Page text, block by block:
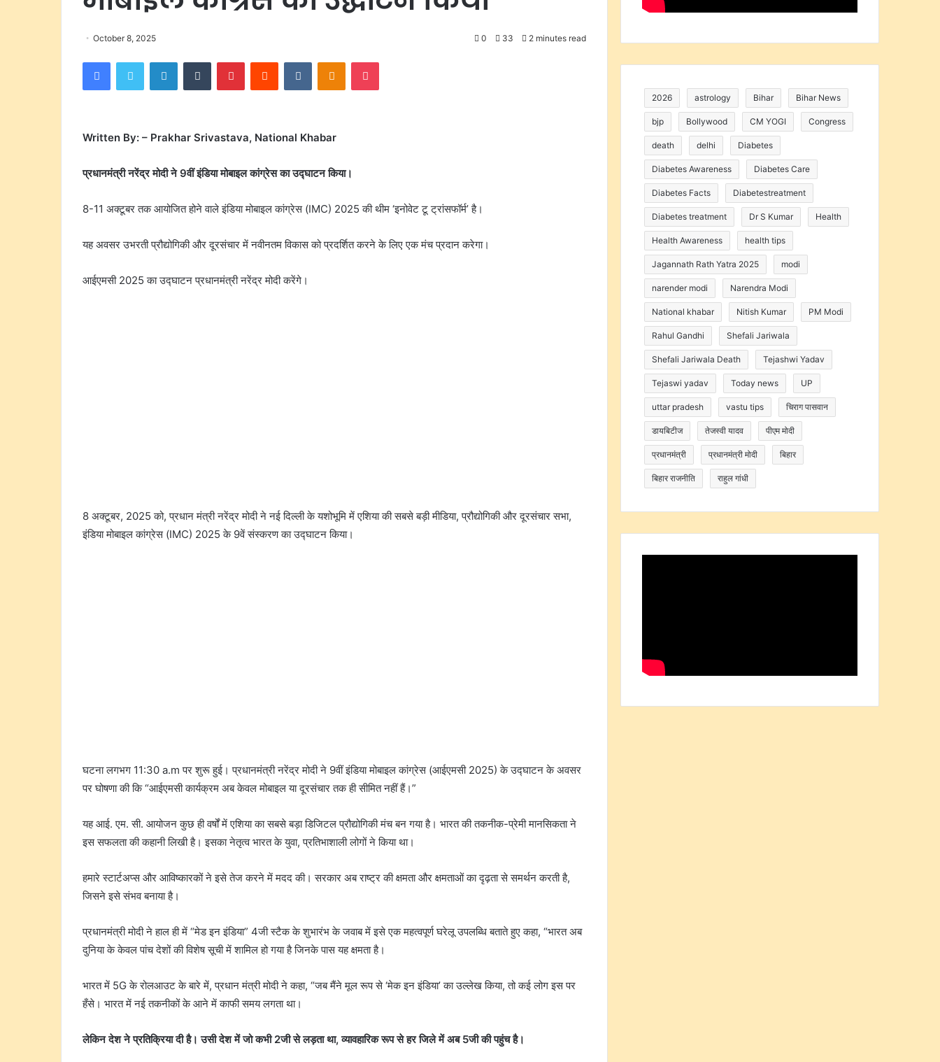
October 8, 2025 0 33 2 minutes read
FacebookTwitter LinkedInTumblr PinterestReddit VKontakteOdnoklassniki
Pocket
Written By: – Prakhar Srivastava, National Khabar
प्रधानमंत्री नरेंद्र मोदी ने 9वीं इंडिया मोबाइल कांग्रेस का उद्घाटन किया।
8-11 अक्टूबर तक आयोजित होने वाले इंडिया मोबाइल कांग्रेस (IMC) 2025 की थीम ‘इनोवेट टू ट्रांसफॉर्म’ है।
यह अवसर उभरती प्रौद्योगिकी और दूरसंचार में नवीनतम विकास को प्रदर्शित करने के लिए एक मंच प्रदान करेगा।
आईएमसी 2025 का उद्घाटन प्रधानमंत्री नरेंद्र मोदी करेंगे।
8 अक्टूबर, 2025 को, प्रधान मंत्री नरेंद्र मोदी ने नई दिल्ली के यशोभूमि में एशिया की सबसे बड़ी मीडिया, प्रौद्योगिकी और दूरसंचार सभा,
इंडिया मोबाइल कांग्रेस (IMC) 2025 के 9वें संस्करण का उद्घाटन किया।
घटना लगभग 11:30 a.m पर शुरू हुई। प्रधानमंत्री नरेंद्र मोदी ने 9वीं इंडिया मोबाइल कांग्रेस (आईएमसी 2025) के उद्घाटन के अवसर
पर घोषणा की कि “आईएमसी कार्यक्रम अब केवल मोबाइल या दूरसंचार तक ही सीमित नहीं हैं।”
यह आई. एम. सी. आयोजन कुछ ही वर्षों में एशिया का सबसे बड़ा डिजिटल प्रौद्योगिकी मंच बन गया है। भारत की तकनीक-प्रेमी मानसिकता ने
इस सफलता की कहानी लिखी है। इसका नेतृत्व भारत के युवा, प्रतिभाशाली लोगों ने किया था।
हमारे स्टार्टअप्स और आविष्कारकों ने इसे तेज करने में मदद की। सरकार अब राष्ट्र की क्षमता और क्षमताओं का दृढ़ता से समर्थन करती है,
जिसने इसे संभव बनाया है।
प्रधानमंत्री मोदी ने हाल ही में “मेड इन इंडिया” 4जी स्टैक के शुभारंभ के जवाब में इसे एक महत्वपूर्ण घरेलू उपलब्धि बताते हुए कहा, “भारत अब
दुनिया के केवल पांच देशों की विशेष सूची में शामिल हो गया है जिनके पास यह क्षमता है।
भारत में 5G के रोलआउट के बारे में, प्रधान मंत्री मोदी ने कहा, “जब मैंने मूल रूप से ‘मेक इन इंडिया’ का उल्लेख किया, तो कई लोग इस पर
हँसे। भारत में नई तकनीकों के आने में काफी समय लगता था।
लेकिन देश ने प्रतिक्रिया दी है। उसी देश में जो कभी 2जी से लड़ता था, व्यावहारिक रूप से हर जिले में अब 5जी की पहुंच है।
2026 astrology Bihar Bihar News
bjp Bollywood CM YOGI Congress
death delhi Diabetes
Diabetes Awareness Diabetes Care
Diabetes Facts Diabetestreatment
Diabetes treatment Dr S Kumar Health
Health Awareness health tips
Jagannath Rath Yatra 2025 modi
narender modi Narendra Modi
National khabar Nitish Kumar PM Modi
Rahul Gandhi Shefali Jariwala
Shefali Jariwala Death Tejashwi Yadav
Tejaswi yadav Today news UP
uttar pradesh vastu tips चिराग पासवान
डायबिटीज तेजस्वी यादव पीएम मोदी
प्रधानमंत्री प्रधानमंत्री मोदी बिहार
बिहार राजनीति राहुल गांधी